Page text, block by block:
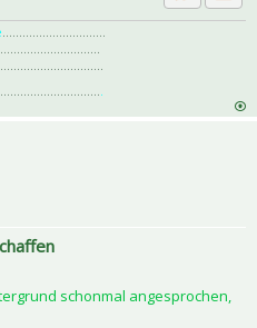
Zitat
schonmal angesprochen,